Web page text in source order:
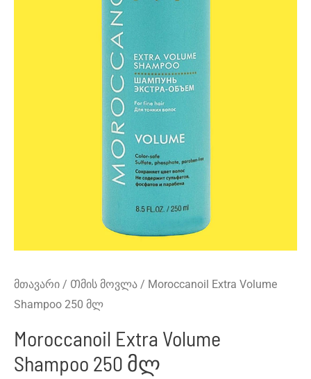
მთავარი / Თმის მოვლა / Moroccanoil Extra Volume
Shampoo 250 მლ
Moroccanoil Extra Volume
Shampoo 250 მლ